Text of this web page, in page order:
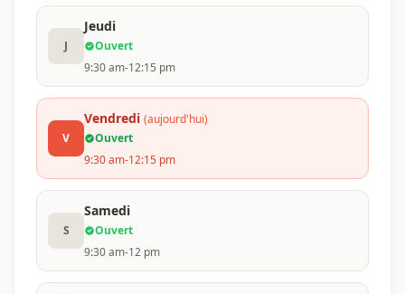
J
Jeudi
Ouvert
9:30 am-12:15 pm
V
Vendredi (aujourd'hui)
Ouvert
9:30 am-12:15 pm
S
Samedi
Ouvert
9:30 am-12 pm